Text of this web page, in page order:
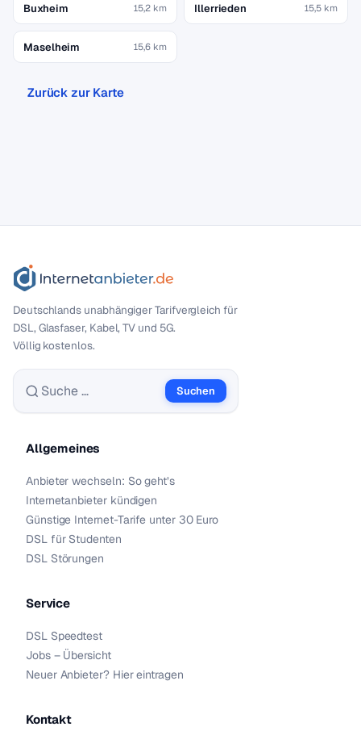
Buxheim 15,2 km Illerrieden 15,5 km
Maselheim 15,6 km
Zurück zur Karte
Deutschlands unabhängiger Tarif­vergleich für
DSL, Glasfaser, Kabel, TV und 5G.
Völlig kostenlos.
Suche nach:
Suchen
Allgemeines
Anbieter wechseln: So geht’s
Internetanbieter kündigen
Günstige Internet-Tarife unter 30 Euro
DSL für Studenten
DSL Störungen
Service
DSL Speedtest
Jobs – Übersicht
Neuer Anbieter? Hier eintragen
Kontakt